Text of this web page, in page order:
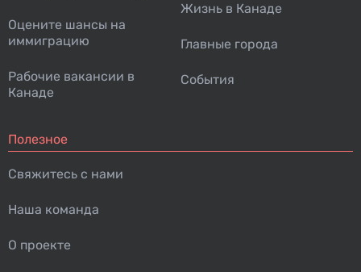
Оцените шансы на
иммиграцию
Рабочие вакансии в
Канаде
Жизнь в Канаде
Главные города
События
Полезное
Свяжитесь с нами
Наша команда
О проекте